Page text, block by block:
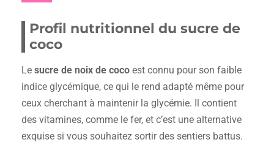
Profil nutritionnel du sucre de
coco
Le sucre de noix de coco est connu pour son faible
indice glycémique, ce qui le rend adapté même pour
ceux cherchant à maintenir la glycémie. Il contient
des vitamines, comme le fer, et c’est une alternative
exquise si vous souhaitez sortir des sentiers battus.